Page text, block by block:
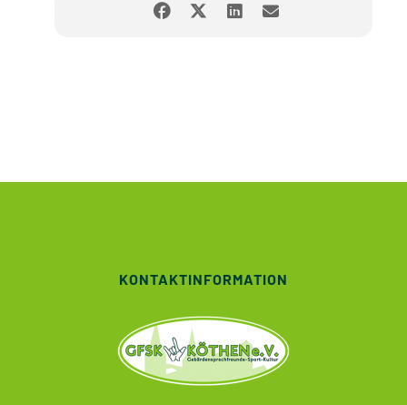
KONTAKTINFORMATION